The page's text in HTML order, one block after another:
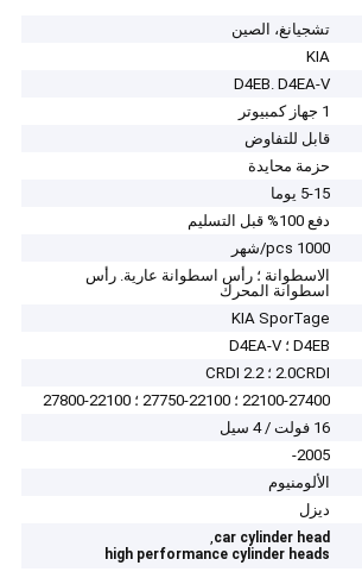
تشجيانغ، الصين
KIA
D4EB. D4EA-V
1 جهاز كمبيوتر
قابل للتفاوض
حزمة محايدة
5-15 يوما
دفع 100% قبل التسليم
1000 pcs/شهر
الاسطوانة ؛ رأس اسطوانة عارية. رأس
اسطوانة المحرك
KIA SporTage
D4EB ؛ D4EA-V
2.0CRDI ؛ 2.2 CRDI
22100-27400 ؛ 22100-27750 ؛ 22100-27800
16 فولت / 4 سيل
2005-
الألومنيوم
ديزل
car cylinder head
,
high performance cylinder heads